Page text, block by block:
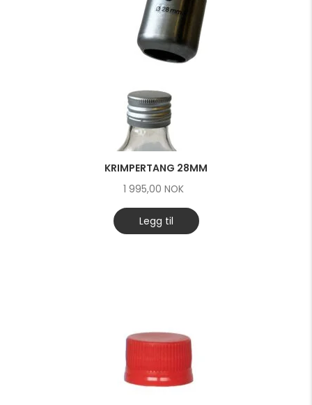
KRIMPERTANG 28MM
1 995,00 NOK
Legg til